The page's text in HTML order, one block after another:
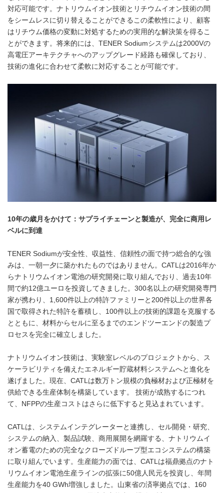
対応可能です。ナトリウムイオン技術とリチウムイオン技術の間
をシームレスに切り替えることができるこの柔軟性により、顧客
はリチウム価格の変動に対処するための実用的な解決策を得るこ
とができます。将来的には、TENER Sodiumシステムは2000Vの
高電圧アーキテクチャへのアップグレード経路も確保しており、
技術の進化に合わせて柔軟に対応することが可能です。
10年の歳月をかけて：サプライチェーンと製造が、完全に商用レ
ベルに到達
TENER Sodiumが安全性、収益性、信頼性の面で持つ総合的な強
みは、一朝一夕に築かれたものではありません。CATLは2016年か
らナトリウムイオン電池の研究開発に取り組んでおり、過去10年
間で約12億ユーロを投資してきました。300名以上の研究開発専門
家が携わり、1,600件以上の特許ファミリーと200件以上の世界各
国で取得された特許を蓄積し、100件以上の技術的課題を克服する
とともに、材料からセルに至るまでのエンドツーエンドの製造プ
ロセスを完全に確立しました。
ナトリウムイオン技術は、実験室レベルのプロジェクトから、ス
ケーラビリティを備えたエネルギー貯蔵材料システムへと進化を
遂げました。現在、CATLは数万トン規模の負極材および正極材を
供給できる生産体制を構築しています。 技術が成熟するにつれ
て、NFPPの生産コストはさらに低下すると見込まれています。
CATLは、システムインテグレーターと連携し、セル開発・研究、
システムの納入、製品試験、商用展開を網羅する、ナトリウムイ
オン蓄電のための完全なクローズドループ型エコシステムの構築
に取り組んでいます。生産能力の面では、CATLは福鼎拠点のナト
リウムイオン電池生産ラインの拡張に50億人民元を投資し、年間
生産能力を40 GWh増強しました。山東省の済寧拠点では、160